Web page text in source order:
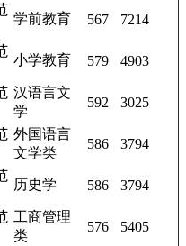
学前教育 567 7214
小学教育 579 4903
汉语言文
学
592 3025
外国语言
文学类
586 3794
历史学 586 3794
工商管理
类
576 5405